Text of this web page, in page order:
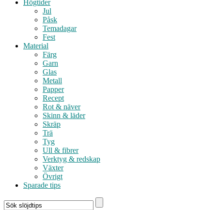
Högtider
Jul
Påsk
Temadagar
Fest
Material
Färg
Garn
Glas
Metall
Papper
Recept
Rot & näver
Skinn & läder
Skräp
Trä
Tyg
Ull & fibrer
Verktyg & redskap
Växter
Övrigt
Sparade tips